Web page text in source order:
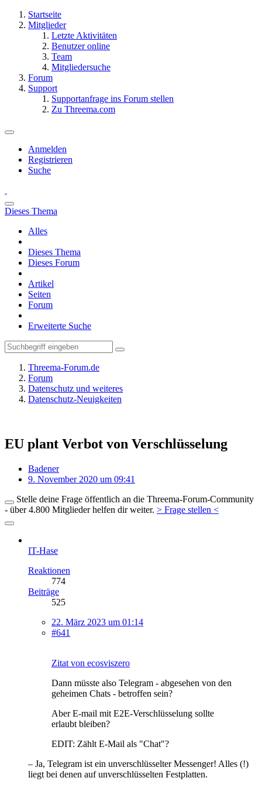
Startseite
Mitglieder
Letzte Aktivitäten
Benutzer online
Team
Mitgliedersuche
Forum
Support
Supportanfrage ins Forum stellen
Zu Threema.com
Anmelden
Registrieren
Suche
Dieses Thema
Alles
Dieses Thema
Dieses Forum
Artikel
Seiten
Forum
Erweiterte Suche
Threema-Forum.de
Forum
Datenschutz und weiteres
Datenschutz-Neuigkeiten
EU plant Verbot von Verschlüsselung
Badener
9. November 2020 um 09:41
Stelle deine Frage öffentlich an die Threema-Forum-Community
- über 4.800 Mitglieder helfen dir weiter. > Frage stellen <
IT-Hase
Reaktionen
774
Beiträge
525
22. März 2023 um 01:14
#641
Zitat von ecosviszero
Dann müsste also Telegram - abgesehen von den
geheimen Chats - betroffen sein?
Aber E-mail mit E2E-Verschlüsselung sollte
erlaubt bleiben?
EDIT: Zählt E-Mail als "Chat"?
– Ja, Telegram ist ein unverschlüsselter Messenger! Alles (!)
liegt bei denen auf unverschlüsselten Festplatten.